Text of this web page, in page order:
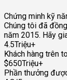
Chứng minh kỹ
Chúng tôi đã
năm 2015. Hãy
4.5Triệu+
Khách hàng trên
$650Triệu+
Phần thưởng